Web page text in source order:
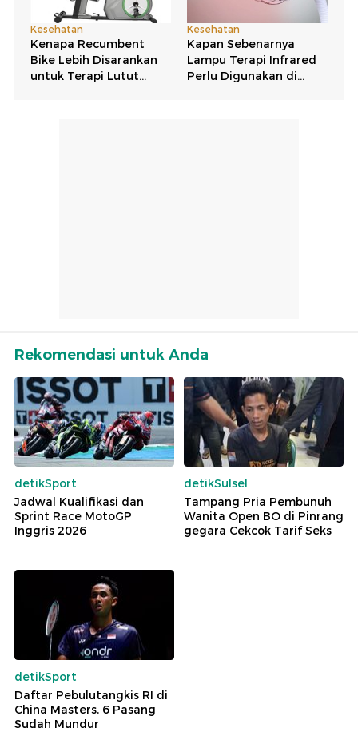
Rekomendasi untuk Anda
detikSport
Jadwal Kualifikasi dan
Sprint Race MotoGP
Inggris 2026
detikSulsel
Tampang Pria Pembunuh
Wanita Open BO di Pinrang
gegara Cekcok Tarif Seks
detikSport
Daftar Pebulutangkis RI di
China Masters, 6 Pasang
Sudah Mundur